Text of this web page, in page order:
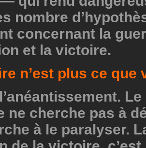
nombre
concernant la
et la victoire.
n’est plus ce que
ne cherche pas à
à le paralyser.